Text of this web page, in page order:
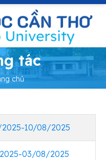
tác
chủ
10/08/2025
03/08/2025